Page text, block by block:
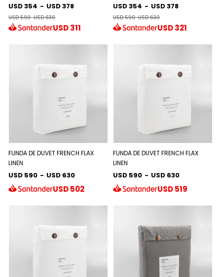
USD 354 - USD 378
USD 590-USD 630
USD311
USD 354 - USD 378
USD 590-USD 630
USD321
FUNDA DE DUVET FRENCH FLAX
LINEN
USD 590 - USD 630
USD502
FUNDA DE DUVET FRENCH FLAX
LINEN
USD 590 - USD 630
USD519